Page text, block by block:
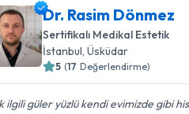
Dr. Rasim Dönmez
Sertifikalı Medikal Estetik
İstanbul , Üsküdar
5 (17 Değerlendirme)
ilgili güler yüzlü kendi evimizde gibi